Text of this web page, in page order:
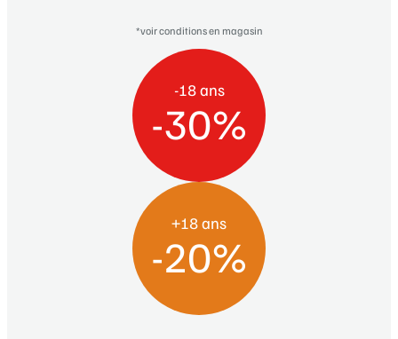
*voir conditions en magasin
-18 ans
-30%
+18 ans
-20%